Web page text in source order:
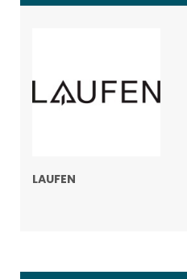
LAUFEN